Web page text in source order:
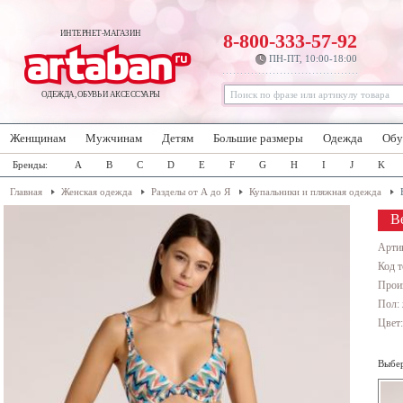
ИНТЕРНЕТ-МАГАЗИН
ОДЕЖДА, ОБУВЬ И АКСЕССУАРЫ
8-800-333-57-92
ПН-ПТ, 10:00-18:00
Женщинам Мужчинам Детям Большие размеры Одежда
Бренды: A B C D E F G H I J K
Главная Женская одежда Разделы от А до Я Купальники и пляжная одежда
Код
Пол: